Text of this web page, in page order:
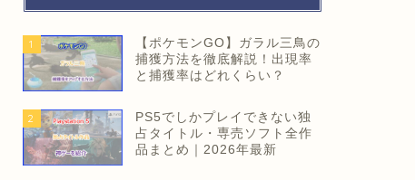
1
【ポケモンGO】ガラル三鳥の
捕獲方法を徹底解説！出現率
と捕獲率はどれくらい？
2
PS5でしかプレイできない独
占タイトル・専売ソフト全作
品まとめ｜2026年最新